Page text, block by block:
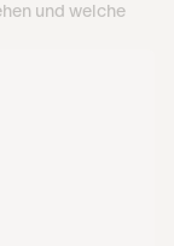
und welche